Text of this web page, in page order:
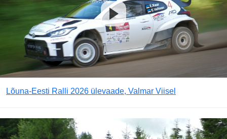
Lõuna-Eesti Ralli 2026 ülevaade, Valmar Viisel